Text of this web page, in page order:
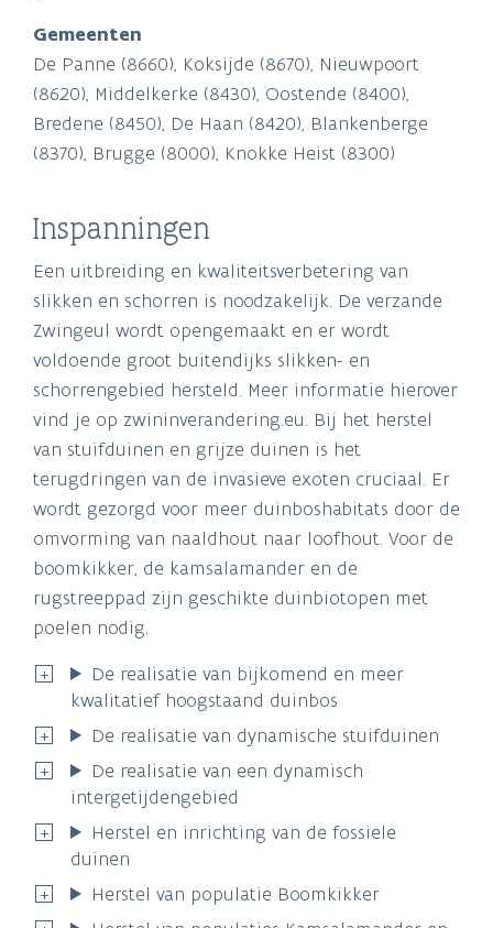
Gemeenten
De Panne (8660), Koksijde (8670), Nieuwpoort
(8620), Middelkerke (8430), Oostende (8400),
Bredene (8450), De Haan (8420), Blankenberge
(8370), Brugge (8000), Knokke Heist (8300)
Inspanningen
Een uitbreiding en kwaliteitsverbetering van
slikken en schorren is noodzakelijk. De verzande
Zwingeul wordt opengemaakt en er wordt
voldoende groot buitendijks slikken- en
schorrengebied hersteld. Meer informatie hierover
vind je op zwininverandering.eu. Bij het herstel
van stuifduinen en grijze duinen is het
terugdringen van de invasieve exoten cruciaal. Er
wordt gezorgd voor meer duinboshabitats door de
omvorming van naaldhout naar loofhout. Voor de
boomkikker, de kamsalamander en de
rugstreeppad zijn geschikte duinbiotopen met
poelen nodig.
De realisatie van bijkomend en meer
kwalitatief hoogstaand duinbos
De realisatie van dynamische stuifduinen
De realisatie van een dynamisch
intergetijdengebied
Herstel en inrichting van de fossiele
duinen
Herstel van populatie Boomkikker